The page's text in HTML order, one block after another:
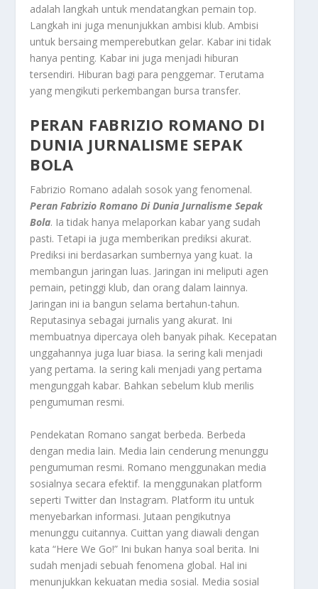
adalah langkah untuk mendatangkan pemain top.
Langkah ini juga menunjukkan ambisi klub. Ambisi
untuk bersaing memperebutkan gelar. Kabar ini tidak
hanya penting. Kabar ini juga menjadi hiburan
tersendiri. Hiburan bagi para penggemar. Terutama
yang mengikuti perkembangan bursa transfer.
PERAN FABRIZIO ROMANO DI
DUNIA JURNALISME SEPAK
BOLA
Fabrizio Romano adalah sosok yang fenomenal.
Peran Fabrizio Romano Di Dunia Jurnalisme Sepak
Bola. Ia tidak hanya melaporkan kabar yang sudah
pasti. Tetapi ia juga memberikan prediksi akurat.
Prediksi ini berdasarkan sumbernya yang kuat. Ia
membangun jaringan luas. Jaringan ini meliputi agen
pemain, petinggi klub, dan orang dalam lainnya.
Jaringan ini ia bangun selama bertahun-tahun.
Reputasinya sebagai jurnalis yang akurat. Ini
membuatnya dipercaya oleh banyak pihak. Kecepatan
unggahannya juga luar biasa. Ia sering kali menjadi
yang pertama. Ia sering kali menjadi yang pertama
mengunggah kabar. Bahkan sebelum klub merilis
pengumuman resmi.
Pendekatan Romano sangat berbeda. Berbeda
dengan media lain. Media lain cenderung menunggu
pengumuman resmi. Romano menggunakan media
sosialnya secara efektif. Ia menggunakan platform
seperti Twitter dan Instagram. Platform itu untuk
menyebarkan informasi. Jutaan pengikutnya
menunggu cuitannya. Cuittan yang diawali dengan
kata “Here We Go!” Ini bukan hanya soal berita. Ini
sudah menjadi sebuah fenomena global. Hal ini
menunjukkan kekuatan media sosial. Media sosial